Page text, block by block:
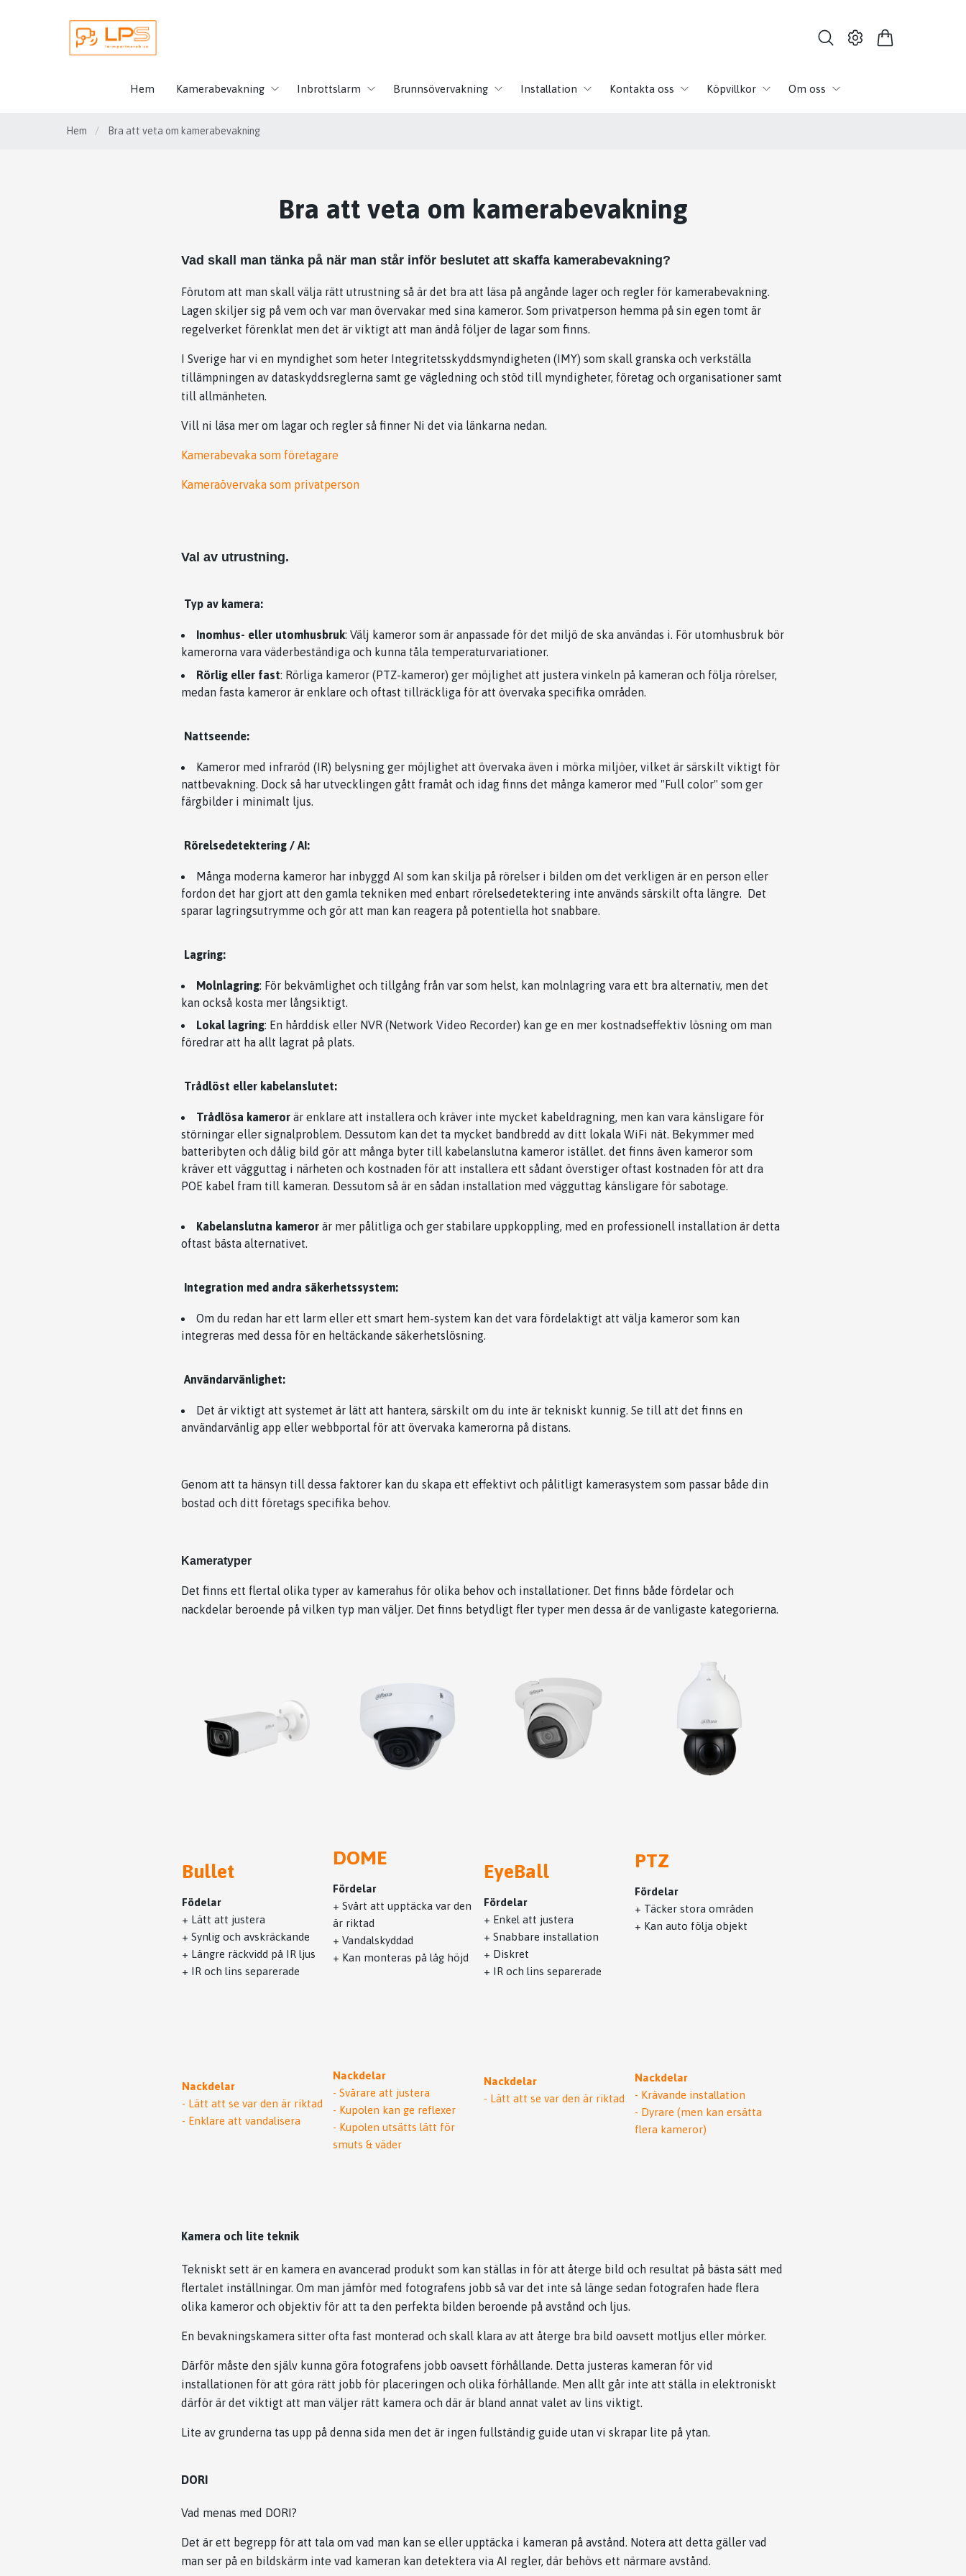
Hem Kamerabevakning Inbrottslarm Brunnsövervakning Installation Kontakta oss Köpvillkor Om oss
Hem / Bra att veta om kamerabevakning
Bra att veta om kamerabevakning
Vad skall man tänka på när man står inför beslutet att skaffa kamerabevakning?
Förutom att man skall välja rätt utrustning så är det bra att läsa på angånde lager och regler för kamerabevakning.
Lagen skiljer sig på vem och var man övervakar med sina kameror. Som privatperson hemma på sin egen tomt är
regelverket förenklat men det är viktigt att man ändå följer de lagar som finns.
I Sverige har vi en myndighet som heter Integritetsskyddsmyndigheten (IMY) som skall granska och verkställa
tillämpningen av dataskyddsreglerna samt ge vägledning och stöd till myndigheter, företag och organisationer samt
till allmänheten.
Vill ni läsa mer om lagar och regler så finner Ni det via länkarna nedan.
Kamerabevaka som företagare
Kameraövervaka som privatperson
Val av utrustning.
Typ av kamera:
Inomhus- eller utomhusbruk: Välj kameror som är anpassade för det miljö de ska användas i. För utomhusbruk bör
kamerorna vara väderbeständiga och kunna tåla temperaturvariationer.
Rörlig eller fast: Rörliga kameror (PTZ-kameror) ger möjlighet att justera vinkeln på kameran och följa rörelser,
medan fasta kameror är enklare och oftast tillräckliga för att övervaka specifika områden.
Nattseende:
Kameror med infraröd (IR) belysning ger möjlighet att övervaka även i mörka miljöer, vilket är särskilt viktigt för
nattbevakning. Dock så har utvecklingen gått framåt och idag finns det många kameror med "Full color" som ger
färgbilder i minimalt ljus.
Rörelsedetektering / AI:
Många moderna kameror har inbyggd AI som kan skilja på rörelser i bilden om det verkligen är en person eller
fordon det har gjort att den gamla tekniken med enbart rörelsedetektering inte används särskilt ofta längre. Det
sparar lagringsutrymme och gör att man kan reagera på potentiella hot snabbare.
Lagring:
Molnlagring: För bekvämlighet och tillgång från var som helst, kan molnlagring vara ett bra alternativ, men det
kan också kosta mer långsiktigt.
Lokal lagring: En hårddisk eller NVR (Network Video Recorder) kan ge en mer kostnadseffektiv lösning om man
föredrar att ha allt lagrat på plats.
Trådlöst eller kabelanslutet:
Trådlösa kameror är enklare att installera och kräver inte mycket kabeldragning, men kan vara känsligare för
störningar eller signalproblem. Dessutom kan det ta mycket bandbredd av ditt lokala WiFi nät. Bekymmer med
batteribyten och dålig bild gör att många byter till kabelanslutna kameror istället. det finns även kameror som
kräver ett vägguttag i närheten och kostnaden för att installera ett sådant överstiger oftast kostnaden för att dra
POE kabel fram till kameran. Dessutom så är en sådan installation med vägguttag känsligare för sabotage.
Kabelanslutna kameror är mer pålitliga och ger stabilare uppkoppling, med en professionell installation är detta
oftast bästa alternativet.
Integration med andra säkerhetssystem:
Om du redan har ett larm eller ett smart hem-system kan det vara fördelaktigt att välja kameror som kan
integreras med dessa för en heltäckande säkerhetslösning.
Användarvänlighet:
Det är viktigt att systemet är lätt att hantera, särskilt om du inte är tekniskt kunnig. Se till att det finns en
användarvänlig app eller webbportal för att övervaka kamerorna på distans.
Genom att ta hänsyn till dessa faktorer kan du skapa ett effektivt och pålitligt kamerasystem som passar både din
bostad och ditt företags specifika behov.
Kameratyper
Det finns ett flertal olika typer av kamerahus för olika behov och installationer. Det finns både fördelar och
nackdelar beroende på vilken typ man väljer. Det finns betydligt fler typer men dessa är de vanligaste kategorierna.
Bullet
Födelar
+ Lätt att justera
+ Synlig och avskräckande
+ Längre räckvidd på IR ljus
+ IR och lins separerade
DOME
Fördelar
+ Svårt att upptäcka var den
är riktad
+ Vandalskyddad
+ Kan monteras på låg höjd
EyeBall
Fördelar
+ Enkel att justera
+ Snabbare installation
+ Diskret
+ IR och lins separerade
PTZ
Fördelar
+ Täcker stora områden
+ Kan auto följa objekt
Nackdelar
- Lätt att se var den är riktad
- Enklare att vandalisera
Nackdelar
- Svårare att justera
- Kupolen kan ge reflexer
- Kupolen utsätts lätt för
smuts & väder
Nackdelar
- Lätt att se var den är riktad
Nackdelar
- Krävande installation
- Dyrare (men kan ersätta
flera kameror)
Kamera och lite teknik
Tekniskt sett är en kamera en avancerad produkt som kan ställas in för att återge bild och resultat på bästa sätt med
flertalet inställningar. Om man jämför med fotografens jobb så var det inte så länge sedan fotografen hade flera
olika kameror och objektiv för att ta den perfekta bilden beroende på avstånd och ljus.
En bevakningskamera sitter ofta fast monterad och skall klara av att återge bra bild oavsett motljus eller mörker.
Därför måste den själv kunna göra fotografens jobb oavsett förhållande. Detta justeras kameran för vid
installationen för att göra rätt jobb för placeringen och olika förhållande. Men allt går inte att ställa in elektroniskt
därför är det viktigt att man väljer rätt kamera och där är bland annat valet av lins viktigt.
Lite av grunderna tas upp på denna sida men det är ingen fullständig guide utan vi skrapar lite på ytan.
DORI
Vad menas med DORI?
Det är ett begrepp för att tala om vad man kan se eller upptäcka i kameran på avstånd. Notera att detta gäller vad
man ser på en bildskärm inte vad kameran kan detektera via AI regler, där behövs ett närmare avstånd.